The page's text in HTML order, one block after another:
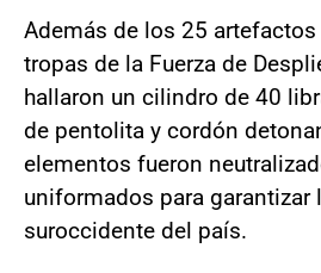
Además de los 25
tropas de la Fuerza de
hallaron un cilindro de 40
de pentolita y cordón
elementos fueron
uniformados para garantizar
suroccidente del país.